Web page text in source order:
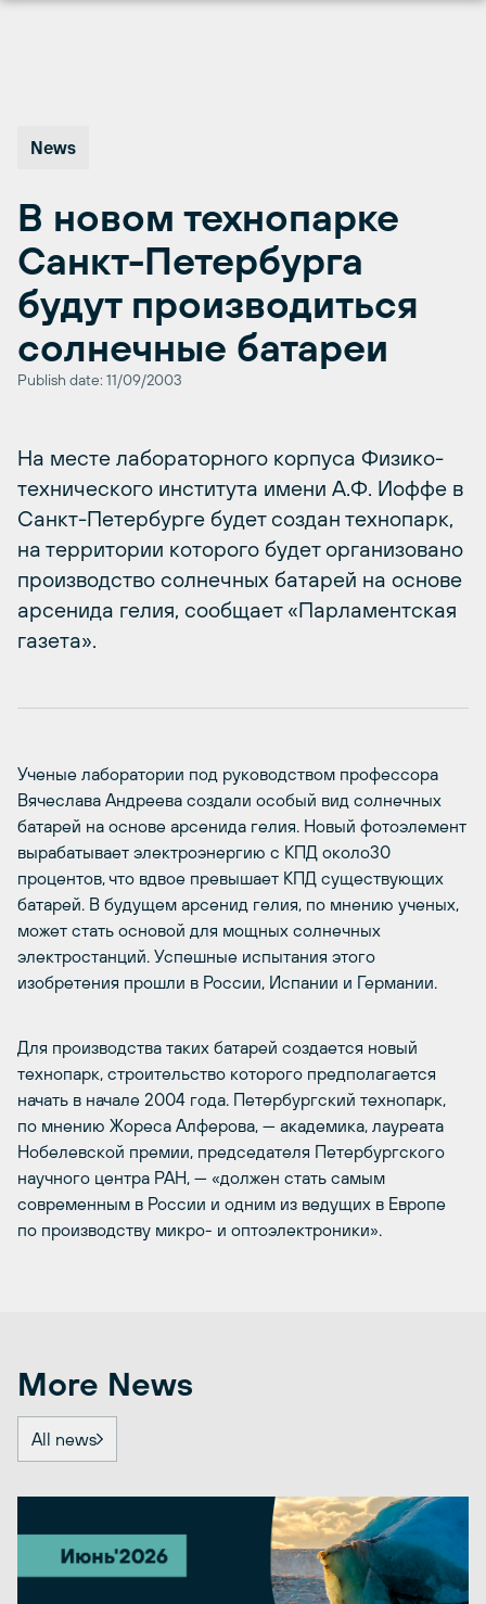
News
В новом технопарке
Санкт-Петербурга
будут производиться
солнечные батареи
Publish date: 11/09/2003
На месте лабораторного корпуса Физико-
технического института имени А.Ф. Иоффе в
Санкт-Петербурге будет создан технопарк,
на территории которого будет организовано
производство солнечных батарей на основе
арсенида гелия, сообщает «Парламентская
газета».
Ученые лаборатории под руководством профессора
Вячеслава Андреева создали особый вид солнечных
батарей на основе арсенида гелия. Новый фотоэлемент
вырабатывает электроэнергию с КПД около30
процентов, что вдвое превышает КПД существующих
батарей. В будущем арсенид гелия, по мнению ученых,
может стать основой для мощных солнечных
электростанций. Успешные испытания этого
изобретения прошли в России, Испании и Германии.
Для производства таких батарей создается новый
технопарк, строительство которого предполагается
начать в начале 2004 года. Петербургский технопарк,
по мнению Жореса Алферова, — академика, лауреата
Нобелевской премии, председателя Петербургского
научного центра РАН, — «должен стать самым
современным в России и одним из ведущих в Европе
по производству микро- и оптоэлектроники».
More News
All news